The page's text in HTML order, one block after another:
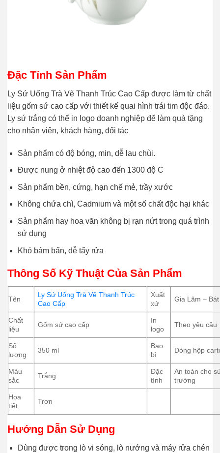
Đặc Tính Sản Phẩm
Ly Sứ Uống Trà Vẽ Thanh Trúc Cao Cấp được làm từ chất
liệu gốm sứ cao cấp với thiết kế quai hình trái tim độc đáo.
Ly sứ trắng có thể in logo doanh nghiệp để làm quà tặng
cho nhận viên, khách hàng, đối tác
Sản phẩm có độ bóng, min, dễ lau chùi.
Được nung ở nhiệt độ cao đến 1300 độ C
Sản phẩm bền, cứng, hạn chế mẻ, trầy xước
Không chứa chì, Cadmium và một số chất độc hại khác
Sản phẩm hay hoa văn không bị rạn nứt trong quá trình
sử dụng
Khó bám bẩn, dễ tẩy rửa
Thông Số Kỹ Thuật Của Sản Phẩm
Tên
Ly Sứ Uống Trà Vẽ Thanh Trúc
Cao Cấp
Xuất
xứ
Gia Lâm –
Chất
liệu
Gốm sứ cao cấp
In
logo
Theo yêu cầu
Số
lượng
350 ml
Bao
bì
Đóng hộp
Màu
sắc
Trắng
Đặc
tính
An toàn cho
trường
Họa
tiết
Trơn
Hướng Dẫn Sử Dụng
Dùng được trong lò vi sóng, lò nướng và máy rửa chén